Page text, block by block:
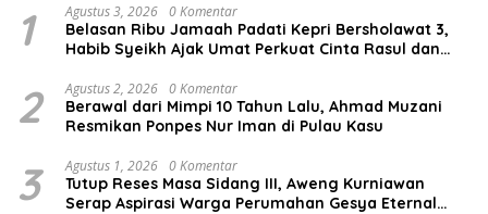
1 Agustus 3, 2026 0 Komentar
Belasan Ribu Jamaah Padati Kepri Bersholawat 3,
Habib Syeikh Ajak Umat Perkuat Cinta Rasul dan
2 Agustus 2, 2026 0 Komentar
Berawal dari Mimpi 10 Tahun Lalu, Ahmad Muzani
Resmikan Ponpes Nur Iman di Pulau Kasu
3 Agustus 1, 2026 0 Komentar
Tutup Reses Masa Sidang III, Aweng Kurniawan
Serap Aspirasi Warga Perumahan Gesya Eternal